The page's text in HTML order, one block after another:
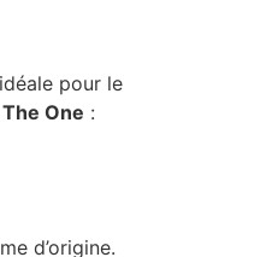
pour le
The One :
d’origine.